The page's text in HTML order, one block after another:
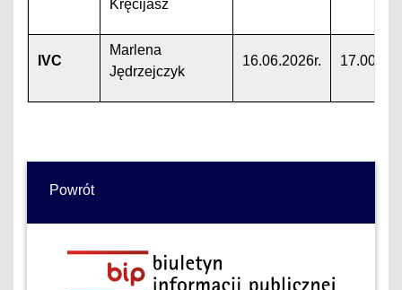
Kręcijasz
IVC
Marlena
Jędrzejczyk
16.06.2026r. 17.00
Powrót